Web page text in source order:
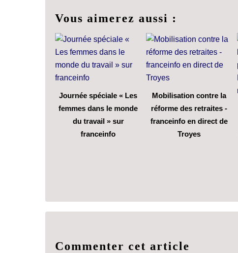
Vous aimerez aussi :
Journée spéciale « Les
femmes dans le monde
du travail » sur
franceinfo
Mobilisation contre la
réforme des retraites -
franceinfo en direct de
Troyes
Commenter cet article